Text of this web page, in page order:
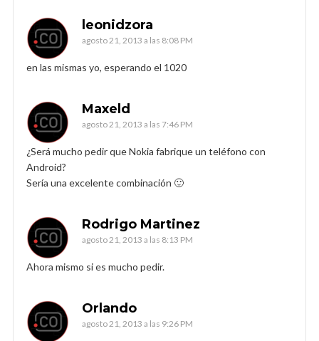
leonidzora
agosto 21, 2013 a las 8:08 PM
en las mismas yo, esperando el 1020
Maxeld
agosto 21, 2013 a las 7:46 PM
¿Será mucho pedir que Nokia fabrique un teléfono con
Android?
Sería una excelente combinación 🙂
Rodrigo Martinez
agosto 21, 2013 a las 8:13 PM
Ahora mismo si es mucho pedir.
Orlando
agosto 21, 2013 a las 9:26 PM